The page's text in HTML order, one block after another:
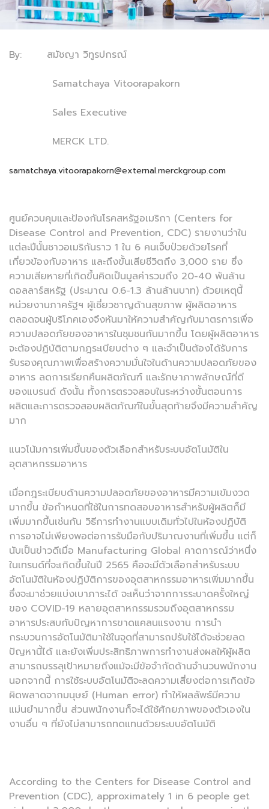
By: สมัชญา วิทูรปกรณ์
Samatchaya Vitoorapakorn
Sales Executive
MERCK LTD.
samatchaya.vitoorapakorn@external.merckgroup.com
ศูนย์ควบคุมและป้องกันโรคสหรัฐอเมริกา (Centers for
Disease Control and Prevention, CDC) รายงานว่าใน
แต่ละปีนั้นชาวอเมริกันราว 1 ใน 6 คนเจ็บป่วยด้วยโรคที่
เกี่ยวข้องกับอาหาร และถึงขั้นเสียชีวิตถึง 3,000 ราย ซึ่ง
ความเสียหายที่เกิดขึ้นคิดเป็นมูลค่ารวมถึง 20-40 พันล้าน
ดอลลาร์สหรัฐ (ประมาณ 0.6-1.3 ล้านล้านบาท) ด้วยเหตุนี้
หน่วยงานภาครัฐฯ ผู้เชี่ยวชาญด้านสุขภาพ ผู้ผลิตอาหาร
ตลอดจนผู้บริโภคเองจึงหันมาให้ความสำคัญกับมาตรการเพื่อ
ความปลอดภัยของอาหารในชุมชนกันมากขึ้น โดยผู้ผลิตอาหาร
จะต้องปฏิบัติตามกฎระเบียบต่าง ๆ และจำเป็นต้องได้รับการ
รับรองคุณภาพเพื่อสร้างความมั่นใจในด้านความปลอดภัยของ
อาหาร ลดการเรียกคืนผลิตภัณฑ์ และรักษาภาพลักษณ์ที่ดี
ของแบรนด์ ดังนั้น ทั้งการตรวจสอบในระหว่างขั้นตอนการ
ผลิตและการตรวจสอบผลิตภัณฑ์ในขั้นสุดท้ายจึงมีความสำคัญ
มาก
แนวโน้มการเพิ่มขึ้นของตัวเลือกสำหรับระบบอัตโนมัติใน
อุตสาหกรรมอาหาร
เมื่อกฎระเบียบด้านความปลอดภัยของอาหารมีความเข้มงวด
มากขึ้น ข้อกําหนดที่ใช้ในการทดสอบอาหารสำหรับผู้ผลิตก็มี
เพิ่มมากขึ้นเช่นกัน วิธีการทำงานแบบเดิมทั่วไปในห้องปฏิบัติ
การอาจไม่เพียงพอต่อการรับมือกับปริมาณงานที่เพิ่มขึ้น แต่ก็
นับเป็นข่าวดีเมื่อ Manufacturing Global คาดการณ์ว่าหนึ่ง
ในเทรนด์ที่จะเกิดขึ้นในปี 2565 คือจะมีตัวเลือกสำหรับระบบ
อัตโนมัติในห้องปฏิบัติการของอุตสาหกรรมอาหารเพิ่มมากขึ้น
ซึ่งจะมาช่วยแบ่งเบาภาระได้ จะเห็นว่าจากการระบาดครั้งใหญ่
ของ COVID-19 หลายอุตสาหกรรมรวมถึงอุตสาหกรรม
อาหารประสบกับปัญหาการขาดแคลนแรงงาน การนำ
กระบวนการอัตโนมัติมาใช้ในจุดที่สามารถปรับใช้ได้จะช่วยลด
ปัญหานี้ได้ และยังเพิ่มประสิทธิภาพการทำงานส่งผลให้ผู้ผลิต
สามารถบรรลุเป้าหมายถึงแม้จะมีข้อจำกัดด้านจำนวนพนักงาน
นอกจากนี้ การใช้ระบบอัตโนมัติจะลดความเสี่ยงต่อการเกิดข้อ
ผิดพลาดจากมนุษย์ (Human error) ทำให้ผลลัพธ์มีความ
แม่นยำมากขึ้น ส่วนพนักงานก็จะได้ใช้ศักยภาพของตัวเองใน
งานอื่น ๆ ที่ยังไม่สามารถทดแทนด้วยระบบอัตโนมัติ
According to the Centers for Disease Control and
Prevention (CDC), approximately 1 in 6 people get